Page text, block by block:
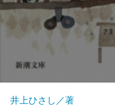
井上ひさし／著